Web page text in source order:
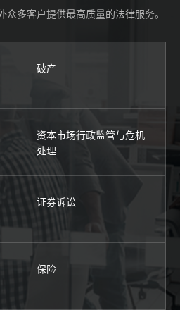
多客户提供最高质量的法律服务。
破产
资本市场行政监管与危机
处理
证券诉讼
保险